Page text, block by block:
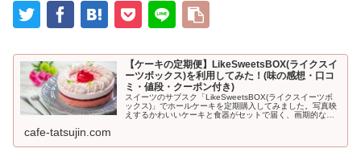
【ケーキの定期便】LikeSweetsBOX(ライクスイ
ーツボックス)を利用してみた！(味の感想・口コ
ミ・値段・クーポン付き)
スイーツのサブスク「LikeSweetsBOX(ライクスイーツボ
ックス)」でホールケーキを定期購入してみました。写真映
えするかわいいケーキと食器がセットで届く、画期的なサ
cafe-tatsujin.com